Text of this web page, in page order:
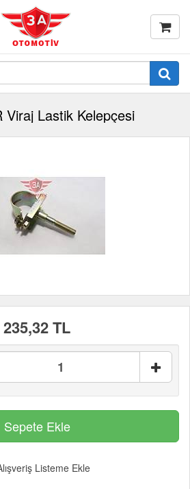
Viraj Lastik Kelepçesi
235,32 TL
Listeme Ekle